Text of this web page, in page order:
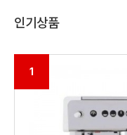
인기상품
1